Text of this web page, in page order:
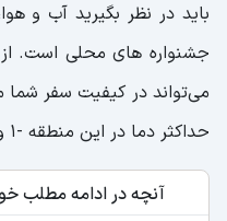
باید در نظر بگیرید آب و
جشنواره‌ های محلی است.
می‌تواند در کیفیت سفر شما
حداکثر دما در این منطقه -۱ و ۳۰ درجه است.
آنچه در ادامه مطلب